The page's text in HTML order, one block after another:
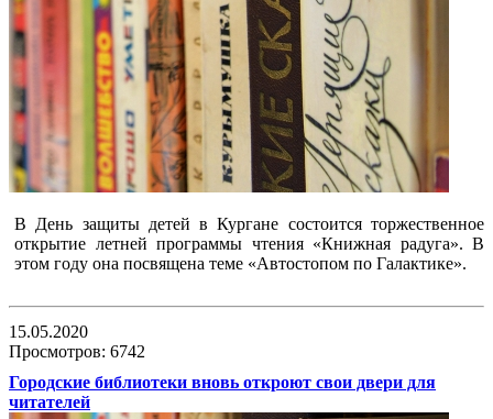
В День защиты детей в Кургане состоится торжественное
открытие летней программы чтения «Книжная радуга». В
этом году она посвящена теме «Автостопом по Галактике».
15.05.2020
Просмотров: 6742
Городские библиотеки вновь откроют свои двери для
читателей